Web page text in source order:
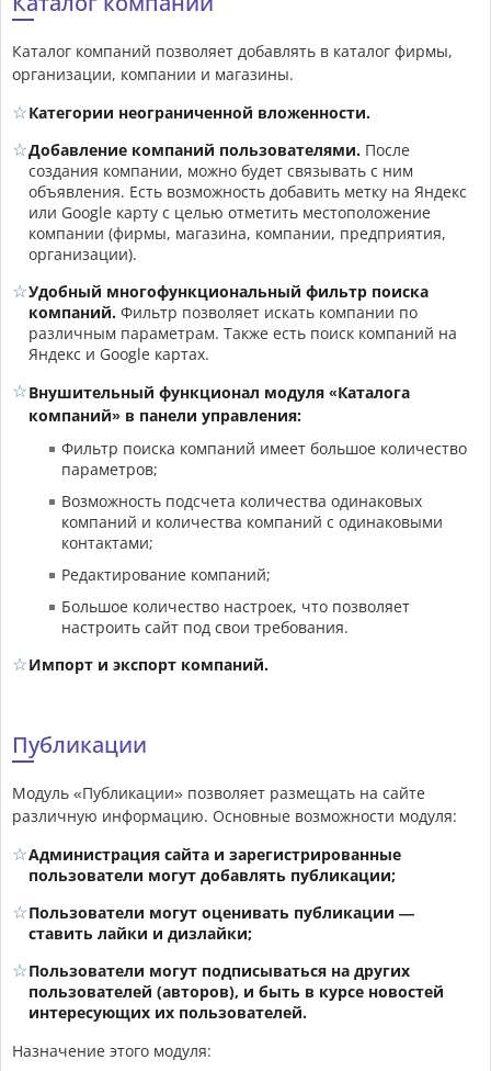
Каталог компаний позволяет добавлять в каталог фирмы,
организации, компании и магазины.
Категории неограниченной вложенности.
Добавление компаний пользователями. После
создания компании, можно будет связывать с ним
объявления. Есть возможность добавить метку на Яндекс
или Google карту с целью отметить местоположение
компании (фирмы, магазина, компании, предприятия,
организации).
Удобный многофункциональный фильтр поиска
компаний. Фильтр позволяет искать компании по
различным параметрам. Также есть поиск компаний на
Яндекс и Google картах.
Внушительный функционал модуля «Каталога
компаний» в панели управления:
Фильтр поиска компаний имеет большое количество
параметров;
Возможность подсчета количества одинаковых
компаний и количества компаний с одинаковыми
контактами;
Редактирование компаний;
Большое количество настроек, что позволяет
настроить сайт под свои требования.
Импорт и экспорт компаний.
Публикации
Модуль «Публикации» позволяет размещать на сайте
различную информацию. Основные возможности модуля:
Администрация сайта и зарегистрированные
пользователи могут добавлять публикации;
Пользователи могут оценивать публикации —
ставить лайки и дизлайки;
Пользователи могут подписываться на других
пользователей (авторов), и быть в курсе новостей
интересующих их пользователей.
Назначение этого модуля: